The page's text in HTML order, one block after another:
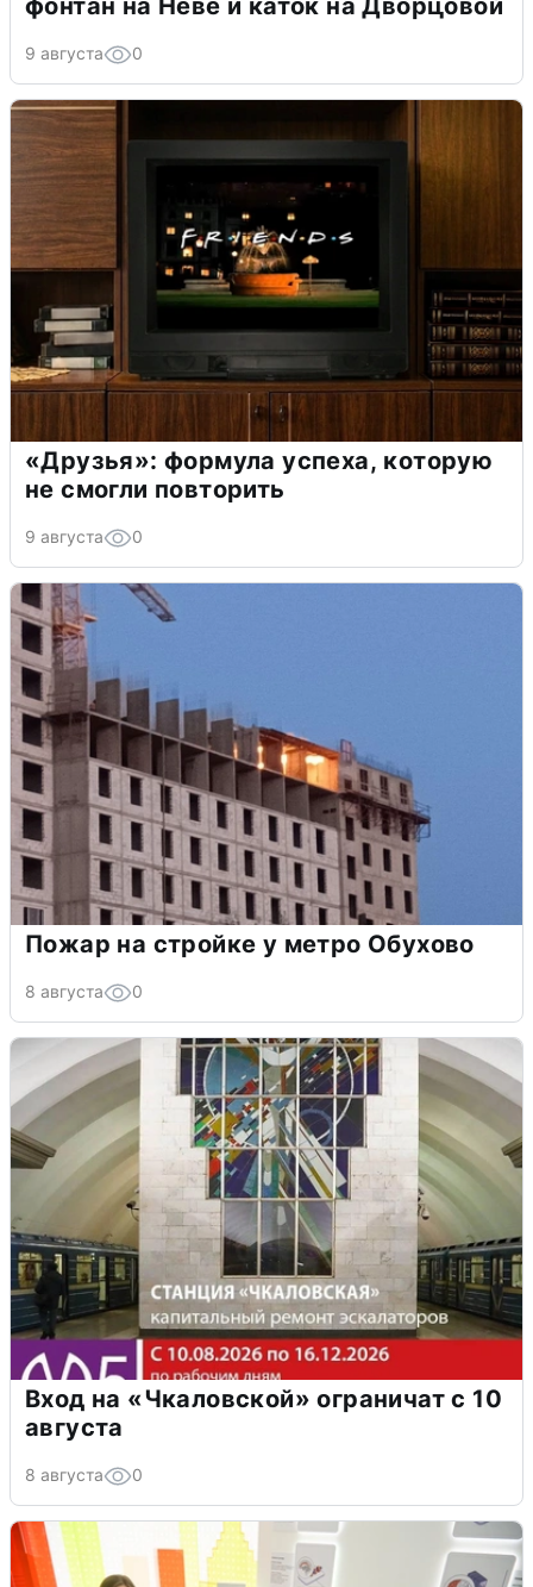
9 августа 0
«Друзья»: формула успеха, которую
не смогли повторить
9 августа 0
Пожар на стройке у метро Обухово
8 августа 0
Вход на «Чкаловской» ограничат с 10
августа
8 августа 0